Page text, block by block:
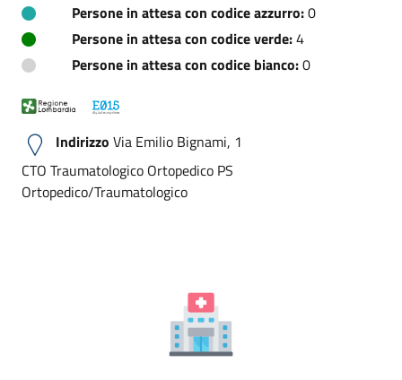
Persone in attesa con codice azzurro:0
Persone in attesa con codice verde:4
Persone in attesa con codice bianco:0
Indirizzo Via Emilio Bignami, 1
CTO Traumatologico Ortopedico PS
Ortopedico/Traumatologico